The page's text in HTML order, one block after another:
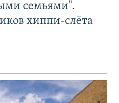
семьями".
хиппи-слёта